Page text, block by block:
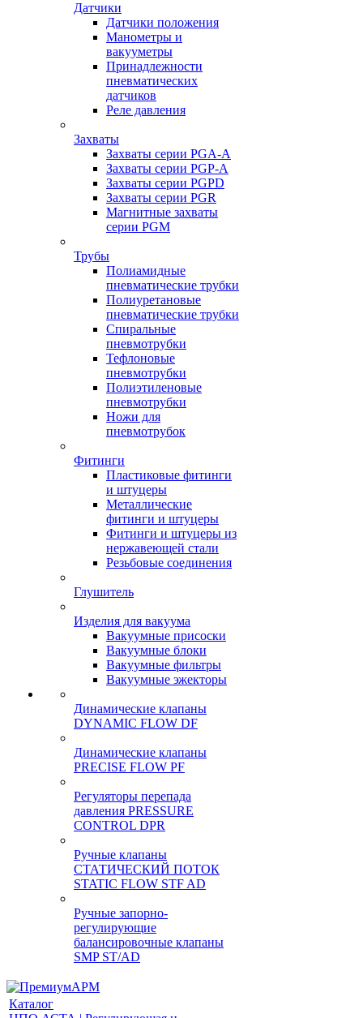
Датчики
Датчики положения
Манометры и
вакууметры
Принадлежности
пневматических
датчиков
Реле давления
Захваты
Захваты серии PGA-A
Захваты серии PGP-A
Захваты серии PGPD
Захваты серии PGR
Магнитные захваты
серии PGM
Трубы
Полиамидные
пневматические трубки
Полиуретановые
пневматические трубки
Спиральные
пневмотрубки
Тефлоновые
пневмотрубки
Полиэтиленовые
пневмотрубки
Ножи для
пневмотрубок
Фитинги
Пластиковые фитинги
и штуцеры
Металлические
фитинги и штуцеры
Фитинги и штуцеры из
нержавеющей стали
Резьбовые соединения
Глушитель
Изделия для вакуума
Вакуумные присоски
Вакуумные блоки
Вакуумные фильтры
Вакуумные эжекторы
Динамические клапаны
DYNAMIC FLOW DF
Динамические клапаны
PRECISE FLOW PF
Регуляторы перепада
давления PRESSURE
CONTROL DPR
Ручные клапаны
СТАТИЧЕСКИЙ ПОТОК
STATIC FLOW STF AD
Ручные запорно-
регулирующие
балансировочные клапаны
SMP ST/AD
Каталог